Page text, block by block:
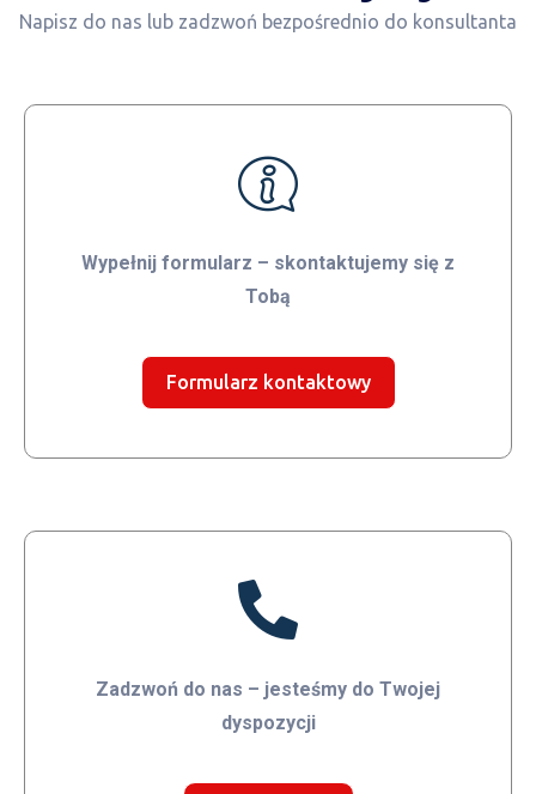
Napisz do nas lub zadzwoń bezpośrednio do konsultanta
Wypełnij formularz – skontaktujemy się z
Tobą
Formularz kontaktowy
Zadzwoń do nas – jesteśmy do Twojej
dyspozycji